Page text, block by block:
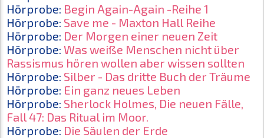
Hörprobe: Begin Again-Again -Reihe 1
Hörprobe: Save me - Maxton Hall Reihe
Hörprobe: Der Morgen einer neuen Zeit
Hörprobe: Was weiße Menschen nicht über
Rassismus hören wollen aber wissen sollten
Hörprobe: Silber - Das dritte Buch der Träume
Hörprobe: Ein ganz neues Leben
Hörprobe: Sherlock Holmes, Die neuen Fälle,
Fall 47: Das Ritual im Moor.
Hörprobe: Die Säulen der Erde